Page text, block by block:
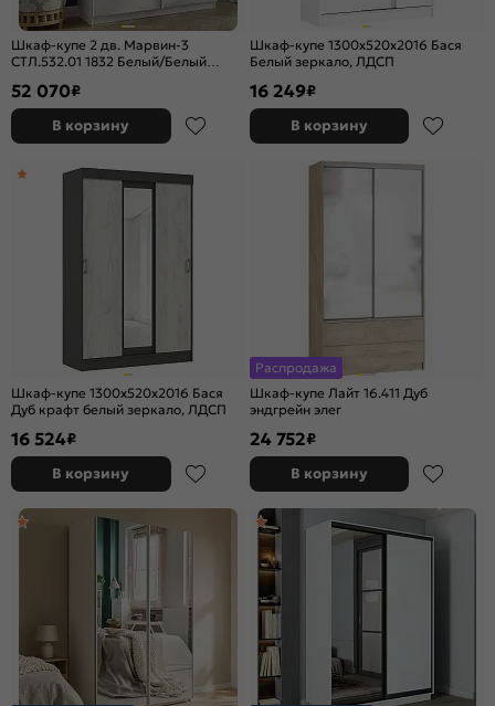
Шкаф-купе 2 дв. Марвин-3
СТЛ.532.01 1832 Белый/Белый
52 070₽
В корзину
Шкаф-купе 1300x520x2016 Бася
Белый зеркало, ЛДСП
16 249₽
В корзину
Шкаф-купе 1300x520x2016 Бася
Дуб крафт белый зеркало, ЛДСП
16 524₽
В корзину
Распродажа
Шкаф-купе Лайт 16.411 Дуб
эндгрейн элег
24 752₽
В корзину